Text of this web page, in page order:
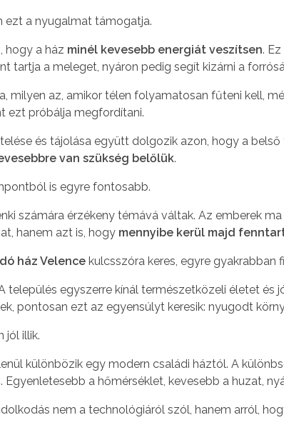
ezt a nyugalmat támogatja.
hogy a ház minél kevesebb energiát veszítsen.
tartja a meleget, nyáron pedig segít kizárni a
milyen az, amikor télen folyamatosan fűteni kell,
ezt próbálja megfordítani.
és tájolása együtt dolgozik azon, hogy a
van szükség belőlük.
is egyre fontosabb.
számára érzékeny témává váltak. Az emberek
hanem azt is, hogy mennyibe kerül majd
ház Velence kulcsszóra keres, egyre gyakrabban
település egyszerre kínál természetközeli életet és
pontosan ezt az egyensúlyt keresik: nyugodt
jól illik.
különbözik egy modern családi háztól. A
a hőmérséklet, kevesebb a huzat,
nem a technológiáról szól, hanem arról,